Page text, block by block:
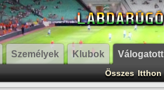
Személyek Klubok Válogatott
Összes Itthon